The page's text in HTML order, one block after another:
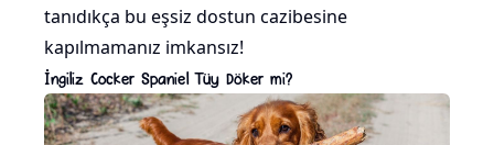
tanıdıkça bu eşsiz dostun cazibesine
kapılmamanız imkansız!
İngiliz Cocker Spaniel Tüy Döker mi?